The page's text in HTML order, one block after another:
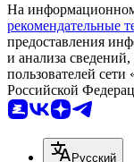
На
рекомендательные
предоставления
и анализа
пользователей
Российской
Русский